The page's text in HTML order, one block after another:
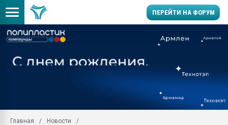
ПЕРЕЙТИ НА ФОРУМ
заводу пластмасс"
Главная
Новости